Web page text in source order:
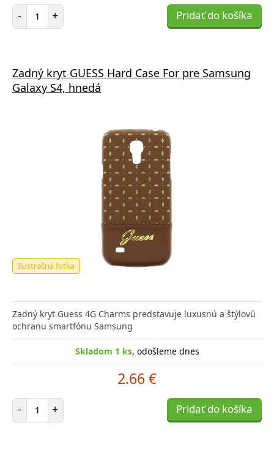
- Počet položiek
+ Pridať do košíka
Zadný kryt GUESS Hard Case For pre Samsung
Galaxy S4, hnedá
Ilustračná fotka
Zadný kryt Guess 4G Charms predstavuje luxusnú a štýlovú
ochranu smartfónu Samsung
Skladom 1 ks, odošleme dnes
2.66 €
- Počet položiek
+ Pridať do košíka